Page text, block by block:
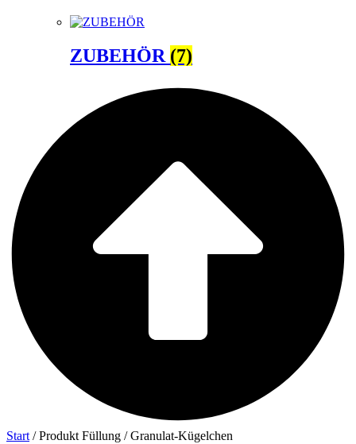
ZUBEHÖR (7)
Start / Produkt Füllung / Granulat-Kügelchen